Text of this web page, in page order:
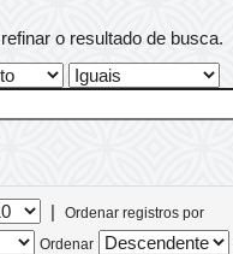
o resultado de busca.
|
Ordenar registros por
Ordenar